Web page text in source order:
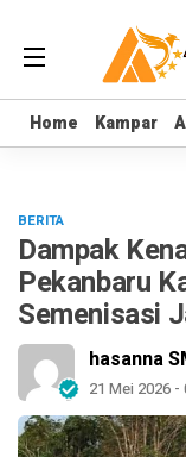
Home Kampar
Home Kampar
BERITA
Dampak
Pekanbaru
Semenisasi
hasanna
21 Mei 2026 -